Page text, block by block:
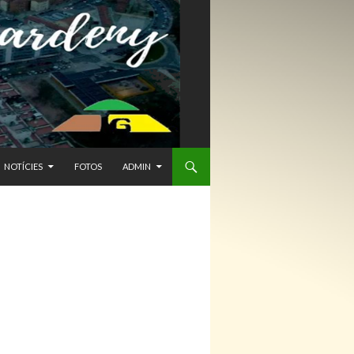
NOTÍCIES
FOTOS ADMIN